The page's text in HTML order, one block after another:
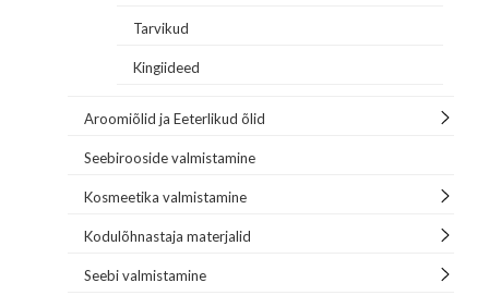
Tarvikud
Kingiideed
Aroomiõlid ja Eeterlikud õlid
Seebirooside valmistamine
Kosmeetika valmistamine
Kodulõhnastaja materjalid
Seebi valmistamine